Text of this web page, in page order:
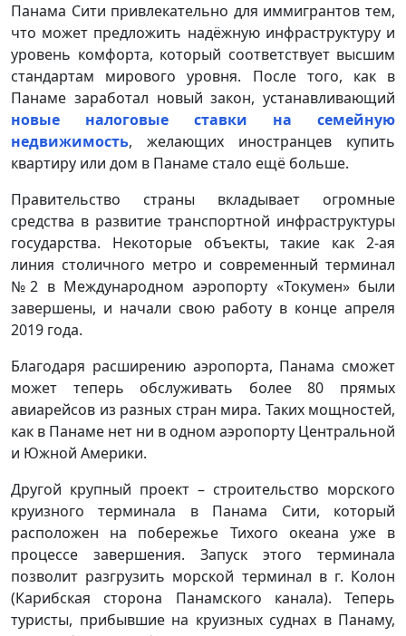
Панама Сити привлекательно для иммигрантов тем,
что может предложить надёжную инфраструктуру и
уровень комфорта, который соответствует высшим
стандартам мирового уровня. После того, как в
Панаме заработал новый закон, устанавливающий
новые налоговые ставки на семейную
недвижимость, желающих иностранцев купить
квартиру или дом в Панаме стало ещё больше.
Правительство страны вкладывает огромные
средства в развитие транспортной инфраструктуры
государства. Некоторые объекты, такие как 2-ая
линия столичного метро и современный терминал
№2 в Международном аэропорту «Токумен» были
завершены, и начали свою работу в конце апреля
2019 года.
Благодаря расширению аэропорта, Панама сможет
может теперь обслуживать более 80 прямых
авиарейсов из разных стран мира. Таких мощностей,
как в Панаме нет ни в одном аэропорту Центральной
и Южной Америки.
Другой крупный проект – строительство морского
круизного терминала в Панама Сити, который
расположен на побережье Тихого океана уже в
процессе завершения. Запуск этого терминала
позволит разгрузить морской терминал в г. Колон
(Карибская сторона Панамского канала). Теперь
туристы, прибывшие на круизных суднах в Панаму,